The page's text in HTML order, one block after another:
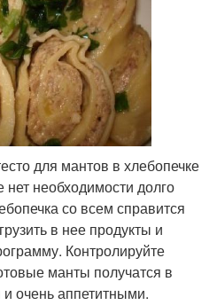
для мантов в хлебопечке
нет необходимости долго
со всем справится
в нее продукты и
Контролируйте
манты получатся в
очень аппетитными.